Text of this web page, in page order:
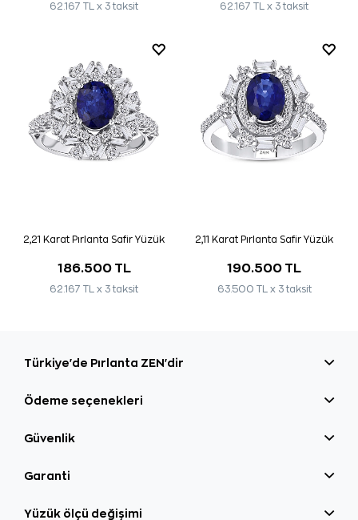
62.167 TL x 3 taksit 62.167 TL x 3 taksit
2,21 Karat Pırlanta Safir Yüzük
186.500 TL
62.167 TL x 3 taksit
2,11 Karat Pırlanta Safir Yüzük
190.500 TL
63.500 TL x 3 taksit
Türkiye'de Pırlanta ZEN'dir
Ödeme seçenekleri
Güvenlik
Garanti
Yüzük ölçü değişimi